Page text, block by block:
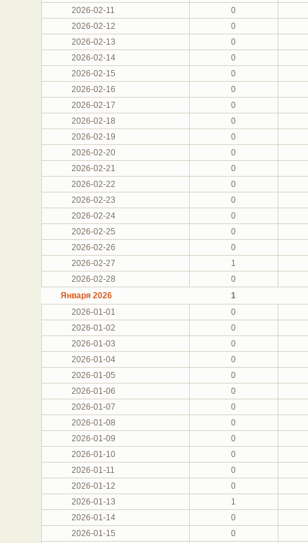
2026-02-11
0
2026-02-12
0
2026-02-13
0
2026-02-14
0
2026-02-15
0
2026-02-16
0
2026-02-17
0
2026-02-18
0
2026-02-19
0
2026-02-20
0
2026-02-21
0
2026-02-22
0
2026-02-23
0
2026-02-24
0
2026-02-25
0
2026-02-26
0
2026-02-27
1
2026-02-28
0
Января 2026
1
2026-01-01
0
2026-01-02
0
2026-01-03
0
2026-01-04
0
2026-01-05
0
2026-01-06
0
2026-01-07
0
2026-01-08
0
2026-01-09
0
2026-01-10
0
2026-01-11
0
2026-01-12
0
2026-01-13
1
2026-01-14
0
2026-01-15
0